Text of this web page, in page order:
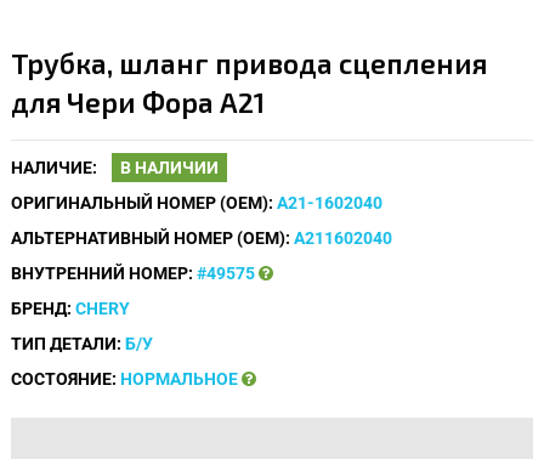
Трубка, шланг привода сцепления
для Чери Фора A21
НАЛИЧИЕ:
В НАЛИЧИИ
ОРИГИНАЛЬНЫЙ НОМЕР (OEM): A21-1602040
АЛЬТЕРНАТИВНЫЙ НОМЕР (OEM): A211602040
ВНУТРЕННИЙ НОМЕР: #49575
БРЕНД: CHERY
ТИП ДЕТАЛИ: Б/У
СОСТОЯНИЕ: НОРМАЛЬНОЕ